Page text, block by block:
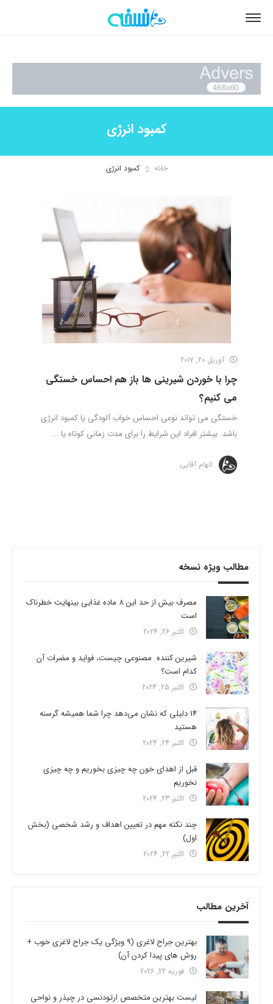
کمبود انرژی
خانه کمبود انرژی
آوریل 20, 2017
چرا با خوردن شیرینی ها باز هم احساس خستگی
می کنیم؟
خستگی می تواند نوعی احساس خواب آلودگی یا کمبود انرژی
باشد. بیشتر افراد این شرایط را برای مدت زمانی کوتاه یا ...
الهام آقایی
مطالب ویژه نسخه
مصرف بیش از حد این 8 ماده غذایی بینهایت خطرناک
است
اکتبر 26, 2024
شیرین کننده مصنوعی چیست، فواید و مضرات آن
کدام است؟
اکتبر 25, 2024
14 دلیلی که نشان می‌دهد چرا شما همیشه گرسنه
هستید
اکتبر 24, 2024
قبل از اهدای خون چه چیزی بخوریم و چه چیزی
نخوریم
اکتبر 23, 2024
چند نکته مهم در تعیین اهداف و رشد شخصی (بخش
اول)
اکتبر 22, 2024
آخرین مطالب
بهترین جراح لاغری (9 ویژگی یک جراح لاغری خوب +
روش های پیدا کردن آن)
فوریه 22, 2026
لیست بهترین متخصص ارتودنسی در چیذر و نواحی